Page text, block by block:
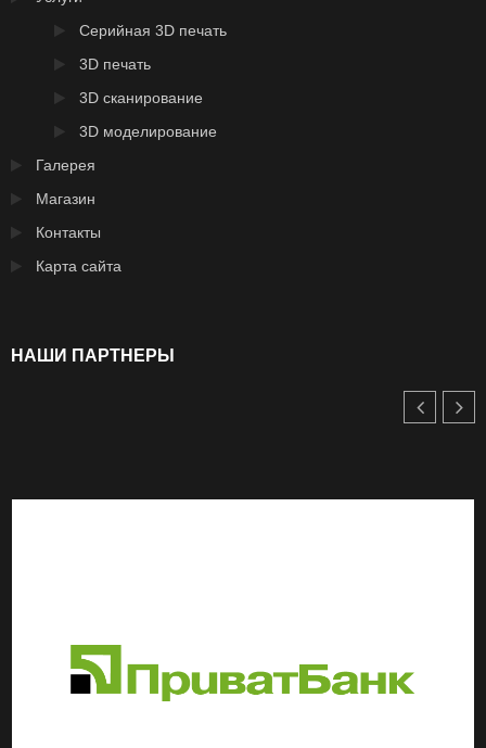
Серийная 3D печать
3D печать
3D сканирование
3D моделирование
Галерея
Магазин
Контакты
Карта сайта
НАШИ ПАРТНЕРЫ